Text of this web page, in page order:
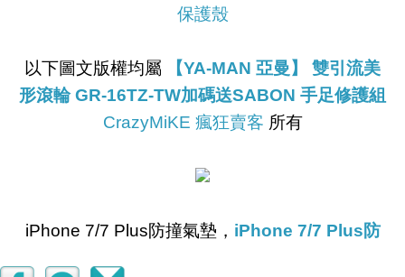
保護殼
以下圖文版權均屬
【YA-MAN 亞曼】 雙引流美
形滾輪 GR-16TZ-TW加碼送SABON 手足修護組
CrazyMiKE 瘋狂賣客 所有
iPhone 7/7 Plus防撞氣墊， iPhone 7/7 Plus防